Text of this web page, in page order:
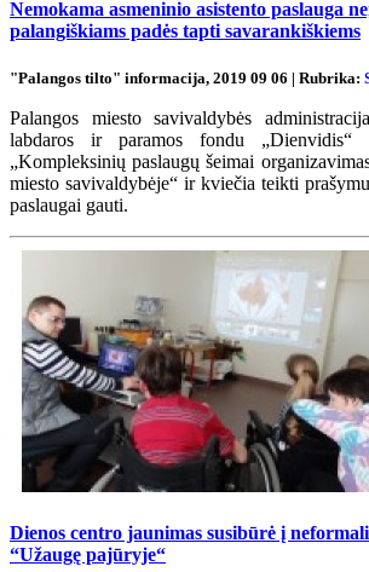
Nemokama asmeninio asistento paslauga
palangiškiams padės tapti savarankiškiems
"Palangos tilto" informacija, 2019 09 06 | Rubrika:
Palangos miesto savivaldybės
labdaros ir paramos fondu „Dienvidis“
„Kompleksinių paslaugų šeimai
miesto savivaldybėje“ ir kviečia teikti
paslaugai gauti.
Dienos centro jaunimas susibūrė į
“Užaugę pajūryje“